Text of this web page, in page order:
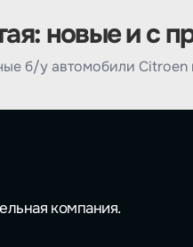
новые и с
б/у автомобили
компания.